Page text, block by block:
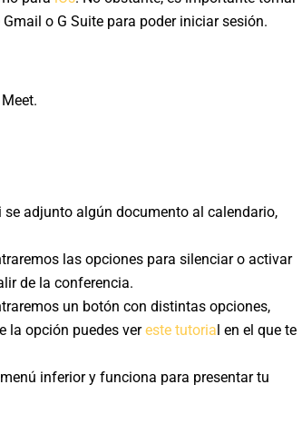
o G Suite para poder iniciar sesión.
adjunto algún documento al calendario,
las opciones para silenciar o activar
de la conferencia.
un botón con distintas opciones,
la opción puedes vereste tutoria l en el que te
inferior y funciona para presentar tu